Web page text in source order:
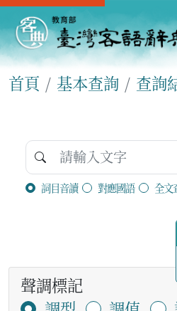
首頁 基本查詢 查詢
詞目音讀 對應國語 全文
聲調標記